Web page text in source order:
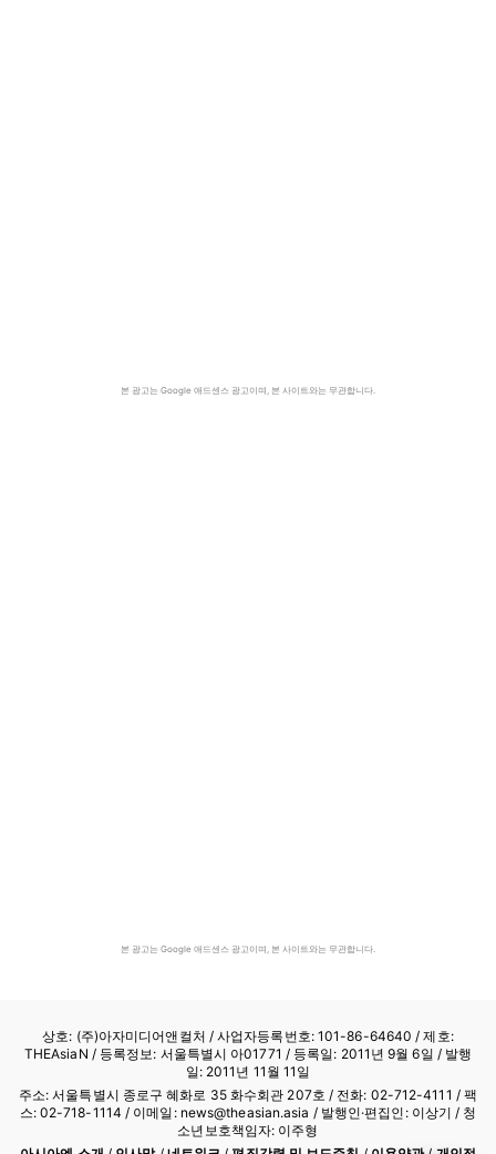
본 광고는 Google 애드센스 광고이며, 본 사이트와는 무관합니다.
본 광고는 Google 애드센스 광고이며, 본 사이트와는 무관합니다.
상호: (주)아자미디어앤컬처 /사업자등록번호: 101-86-64640 / 제호:
THEAsiaN / 등록정보: 서울특별시 아01771 / 등록일: 2011년 9월 6일 / 발행
일: 2011년 11월 11일
주소: 서울특별시 종로구 혜화로 35 화수회관 207호 / 전화: 02-712-4111 / 팩
스: 02-718-1114 / 이메일: news@theasian.asia / 발행인·편집인: 이상기 / 청
소년보호책임자: 이주형